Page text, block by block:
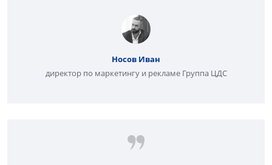
Носов Иван
директор по маркетингу и рекламе Группа ЦДС